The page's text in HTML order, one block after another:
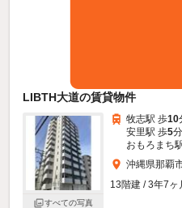
LIBTH大道の賃貸物件
すべての写真
牧志駅 歩10
安里駅 歩5
おもろまち
沖縄県那覇
13階建 / 3年7ヶ